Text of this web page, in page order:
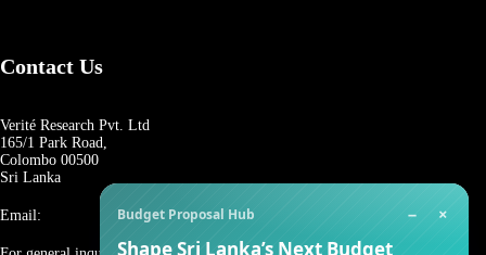
Contact Us
Verité Research Pvt. Ltd
165/1 Park Road,
Colombo 00500
Sri Lanka
Email: Budget Proposal Hub − ×
Shape Sri Lanka’s Next Budget